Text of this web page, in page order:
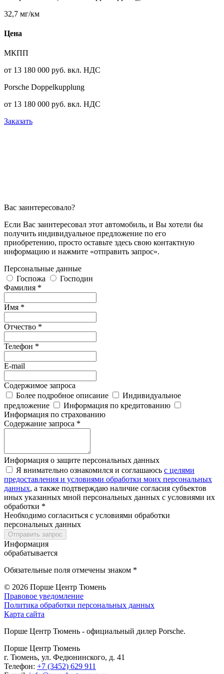
32,7 мг/км
Цена
МКПП
от 13 180 000 руб. вкл. НДС
Porsche Doppelkupplung
от 13 180 000 руб. вкл. НДС
Заказать
Вас заинтересовало?
Если Вас заинтересовал этот автомобиль, и Вы хотели бы
получить индивидуальное предложение по его
приобретению, просто оставьте здесь свою контактную
информацию и нажмите «отправить запрос».
Персональные данные
Госпожа
Господин
Фамилия *
Имя *
Отчество *
Телефон *
E-mail
Содержимое запроса
Более подробное описание
Индивидуальное
предложение
Информация по кредитованию
Информация по страхованию
Содержание запроса *
Информация о защите персональных данных
Я внимательно ознакомился и соглашаюсь с целями
предоставления и условиями обработки моих персональных
данных, а также подтверждаю наличие согласия субъектов
иных указанных мной персональных данных с условиями их
обработки *
Необходимо согласиться с условиями обработки
персональных данных
Отправить запрос
Информация
обрабатывается
Обязательные поля отмечены знаком *
© 2026 Порше Центр Тюмень
Правовое уведомление
Политика обработки персональных данных
Карта сайта
Порше Центр Тюмень - официальный дилер Porsche.
Порше Центр Тюмень
г. Тюмень, ул. Федюнинского, д. 41
Телефон: +7 (3452) 629 911